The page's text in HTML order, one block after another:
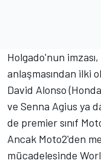
Holgado'nun
anlaşmasından ilki
David Alonso
ve Senna Agius ya
de premier sınıf
Ancak Moto2'den
mücadelesinde